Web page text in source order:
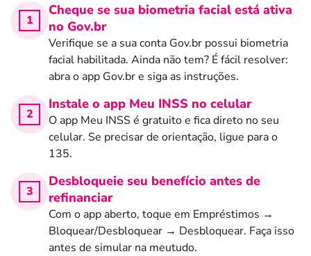
Cheque se sua biometria facial está ativa
no Gov.br
Verifique se a sua conta Gov.br possui biometria
facial habilitada. Ainda não tem? É fácil resolver:
abra o app Gov.br e siga as instruções.
Instale o app Meu INSS no celular
O app Meu INSS é gratuito e fica direto no seu
celular. Se precisar de orientação, ligue para o
135.
Desbloqueie seu benefício antes de
refinanciar
Com o app aberto, toque em Empréstimos →
Bloquear/Desbloquear → Desbloquear. Faça isso
antes de simular na meutudo.